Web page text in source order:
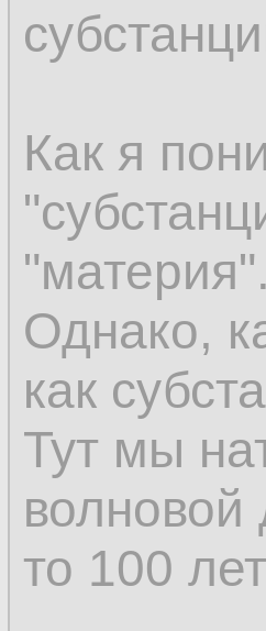
вы
этого
что уже
Как я
"материя".
Однако,
как
Тут мы
волновой
то 100